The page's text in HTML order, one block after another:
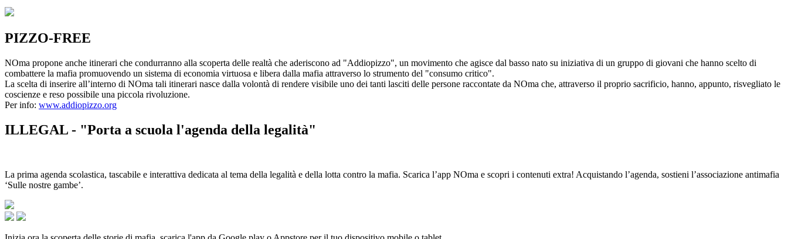
PIZZO-FREE
NOma propone anche itinerari che condurranno alla scoperta delle realtà che aderiscono ad "Addiopizzo", un movimento che agisce dal basso nato su iniziativa di un gruppo di giovani che hanno scelto di
combattere la mafia promuovendo un sistema di economia virtuosa e libera dalla mafia attraverso lo strumento del "consumo critico".
La scelta di inserire all’interno di NOma tali itinerari nasce dalla volontà di rendere visibile uno dei tanti lasciti delle persone raccontate da NOma che, attraverso il proprio sacrificio, hanno, appunto, risvegliato le
coscienze e reso possibile una piccola rivoluzione.
Per info: www.addiopizzo.org
ILLEGAL - "Porta a scuola l'agenda della legalità"
La prima agenda scolastica, tascabile e interattiva dedicata al tema della legalità e della lotta contro la mafia. Scarica l’app NOma e scopri i contenuti extra! Acquistando l’agenda, sostieni l’associazione antimafia
‘Sulle nostre gambe’.